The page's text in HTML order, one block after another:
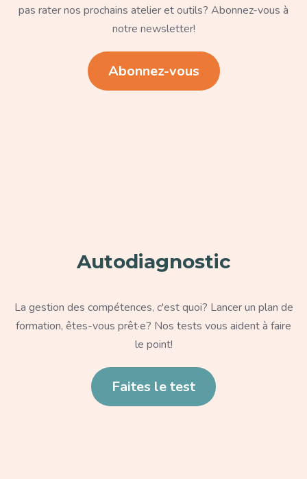
pas rater nos prochains atelier et outils? Abonnez-vous à
notre newsletter!
Abonnez-vous
Autodiagnostic
La gestion des compétences, c'est quoi? Lancer un plan de
formation, êtes-vous prêt·e? Nos tests vous aident à faire
le point!
Faites le test